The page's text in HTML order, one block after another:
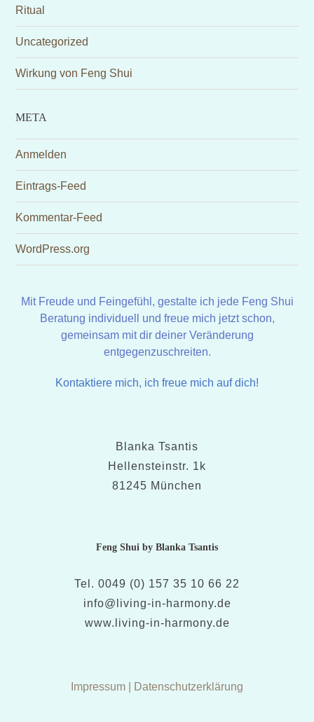
Ritual
Uncategorized
Wirkung von Feng Shui
META
Anmelden
Eintrags-Feed
Kommentar-Feed
WordPress.org
Mit Freude und Feingefühl, gestalte ich jede Feng Shui
Beratung individuell und freue mich jetzt schon,
gemeinsam mit dir deiner Veränderung
entgegenzuschreiten.
Kontaktiere mich, ich freue mich auf dich!
Blanka Tsantis
Hellensteinstr. 1k
81245 München
Feng Shui by Blanka Tsantis
Tel. 0049 (0) 157 35 10 66 22
info@living-in-harmony.de
www.living-in-harmony.de
Impressum Datenschutzerklärung